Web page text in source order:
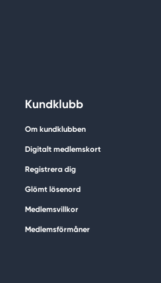
Kundklubb
Om kundklubben
Digitalt medlemskort
Registrera dig
Glömt lösenord
Medlemsvillkor
Medlemsförmåner